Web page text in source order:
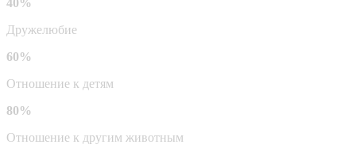
Дружелюбие
60%
Отношение к детям
80%
Отношение к другим животным